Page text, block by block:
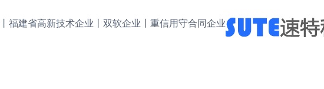
福建省高新技术企业丨双软企业丨重信用守合同企业